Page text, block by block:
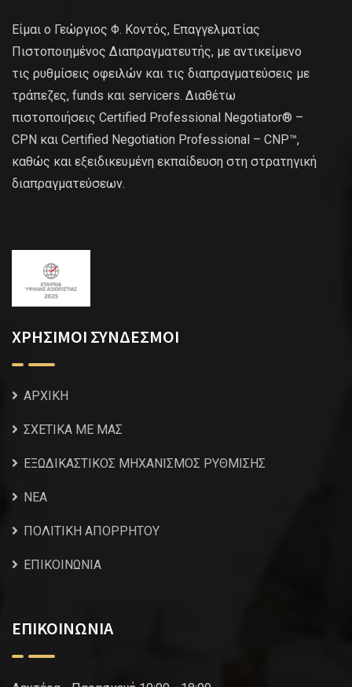
Είμαι ο Γεώργιος Φ. Κοντός, Επαγγελματίας
Πιστοποιημένος Διαπραγματευτής, με αντικείμενο
τις ρυθμίσεις οφειλών και τις διαπραγματεύσεις με
τράπεζες, funds και servicers. Διαθέτω
πιστοποιήσεις Certified Professional Negotiator® –
CPN και Certified Negotiation Professional – CNP™,
καθώς και εξειδικευμένη εκπαίδευση στη στρατηγική
διαπραγματεύσεων.
ΧΡΗΣΙΜΟΙ ΣΥΝΔΕΣΜΟΙ
ΑΡΧΙΚΗ
ΣΧΕΤΙΚΑ ΜΕ ΜΑΣ
ΕΞΩΔΙΚΑΣΤΙΚΟΣ ΜΗΧΑΝΙΣΜΟΣ ΡΥΘΜΙΣΗΣ
NEA
ΠΟΛΙΤΙΚΗ ΑΠΟΡΡΗΤΟΥ
ΕΠΙΚΟΙΝΩΝΙΑ
ΕΠΙΚΟΙΝΩΝΙΑ